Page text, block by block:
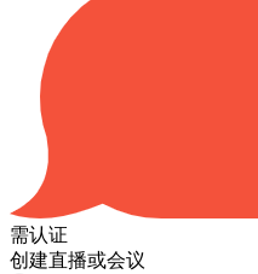
需认证
创建直播或会议